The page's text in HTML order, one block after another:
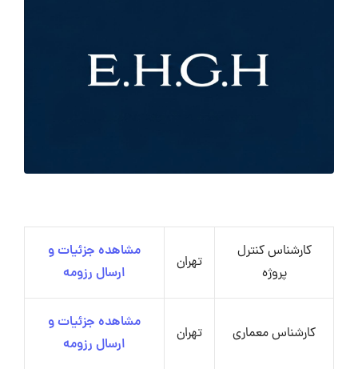
کارشناس کنترل
پروژه
تهران
مشاهده جزئیات و
ارسال رزومه
کارشناس معماری تهران
مشاهده جزئیات و
ارسال رزومه